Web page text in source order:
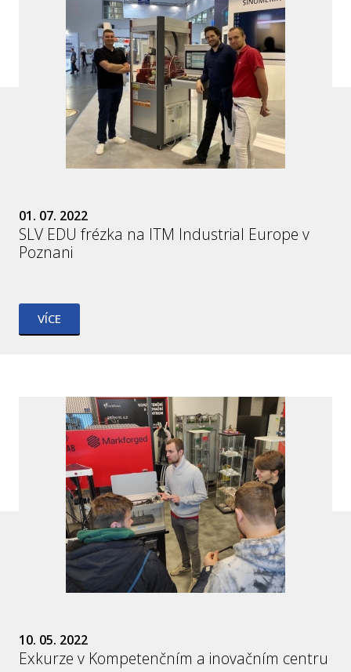
01. 07. 2022
SLV EDU frézka na ITM Industrial Europe v
Poznani
VÍCE
10. 05. 2022
Exkurze v Kompetenčním a inovačním centru